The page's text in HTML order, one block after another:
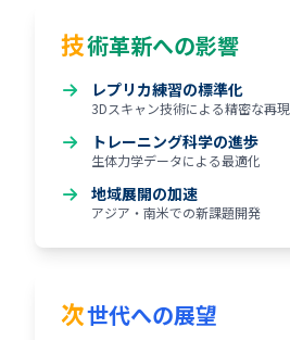
技術革新への影響
レプリカ練習の標準化
3Dスキャン技術による精密な再現
トレーニング科学の進歩
生体力学データによる最適化
地域展開の加速
アジア・南米での新課題開発
次世代への展望